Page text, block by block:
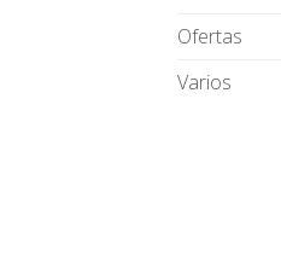
Ofertas
Varios